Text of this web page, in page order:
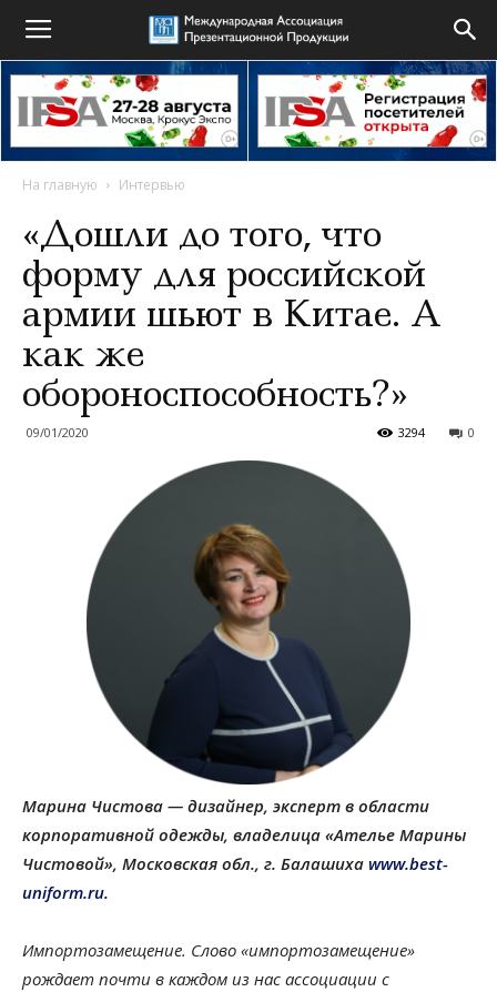
На главную Интервью
«Дошли до того, что
форму для российской
армии шьют в Китае. А
как же
обороноспособность?»
09/01/2020 0
3294
Марина Чистова — дизайнер, эксперт в области
корпоративной одежды, владелица «Ателье Марины
Чистовой», Московская обл., г. Балашиха www.best-
uniform.ru.
Импортозамещение. Слово «импортозамещение»
рождает почти в каждом из нас ассоциации с